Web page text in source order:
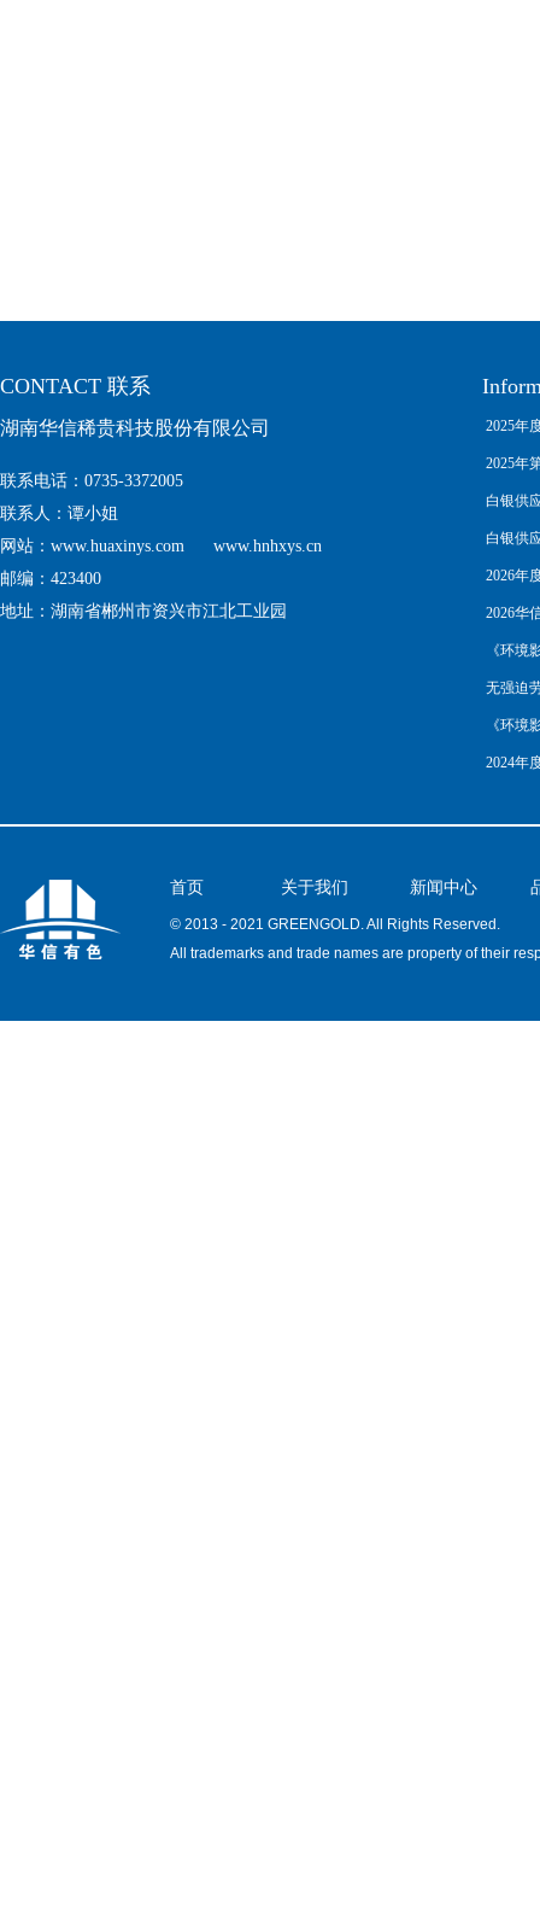
湖南华信稀贵科技股份有限公司
联系电话 ：0735-3372005
联系人：谭小姐
网站：www.huaxinys.com www.hnhxys.cn
邮编：423400
地址：湖南省郴州市资兴市江北工业园
CONTACT 联系
© 2013 - 2021 GREENGOLD. All Rights Reserved.
All trademarks and trade names are property of their
首页 关于我们 新闻中心
2025年
2025年
白银供
白银供
2026年
2026华
about
《环境
无强迫
《环境
2024年